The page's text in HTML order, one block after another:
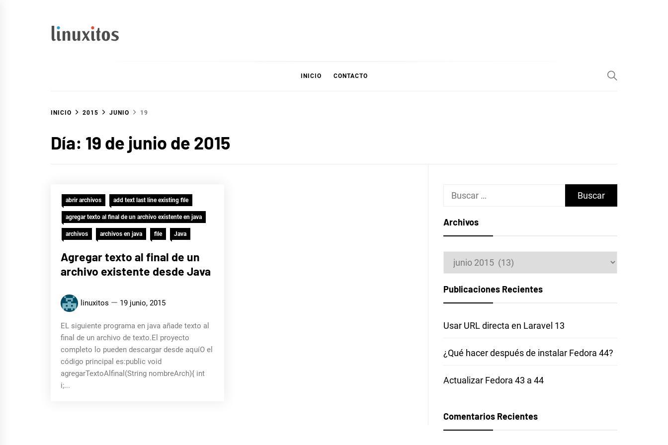
INICIO CONTACTO
INICIO 2015 JUNIO 19
Día: 19 de junio de 2015
abrir archivos add text last line existing file
agregar texto al final de un archivo existente en java
archivos archivos en java file Java
Agregar texto al final de un
archivo existente desde Java
linuxitos 19 junio, 2015
EL siguiente programa en java añade texto al
final de un archivo de texto.El proyecto
completo lo pueden descargar desde aquíO el
código principal es:public void
agregarTextoAlfinal(String nombreArch){ int
i;...
Buscar:
Archivos
Archivos
Publicaciones Recientes
Usar URL directa en Laravel 13
¿Qué hacer después de instalar Fedora 44?
Actualizar Fedora 43 a 44
Comentarios Recientes